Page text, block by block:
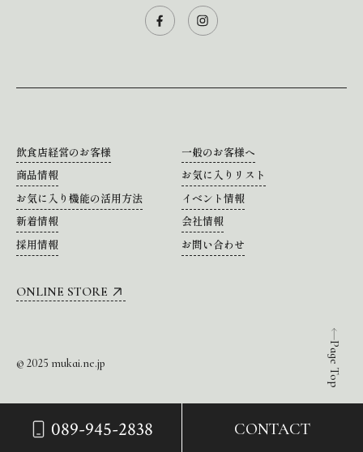
089-945-2838 CONTACT
Page Top
飲食店経営のお客様
一般のお客様へ
商品情報
お気に入りリスト
お気に入り機能の活用方法
イベント情報
新着情報
会社情報
採用情報
お問い合わせ
ONLINE STORE
© 2025 mukai.ne.jp